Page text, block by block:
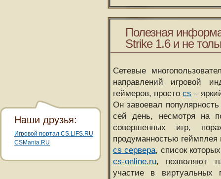
Полезная
Strike 1.6 и не
Сетевые
направлений игровой
геймеров, простоcs –
Он завоевал
сей день, несмотря на
совершенных игр,
продуманностью
cs сервера, список
cs-online.ru, позволяют
участие в виртуальных
Наши друзья:
Игровой портал CS.LIFS.RU
CSMania.RU